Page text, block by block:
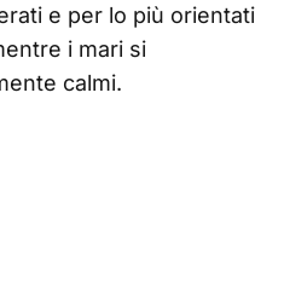
e per lo più orientati
i mari si
calmi.